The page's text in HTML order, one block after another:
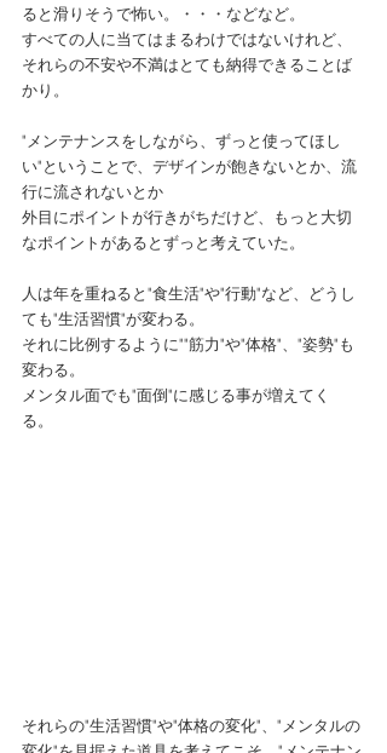
ると滑りそうで怖い。・・・などなど。
すべての人に当てはまるわけではないけれど、
それらの不安や不満はとても納得できることば
かり。
"メンテナンスをしながら、ずっと使ってほし
い"ということで、デザインが飽きないとか、流
行に流されないとか
外目にポイントが行きがちだけど、もっと大切
なポイントがあるとずっと考えていた。
人は年を重ねると"食生活"や"行動"など、どうし
ても"生活習慣"が変わる。
それに比例するように""筋力"や"体格"、"姿勢"も
変わる。
メンタル面でも"面倒"に感じる事が増えてく
る。
それらの"生活習慣"や"体格の変化"、"メンタルの